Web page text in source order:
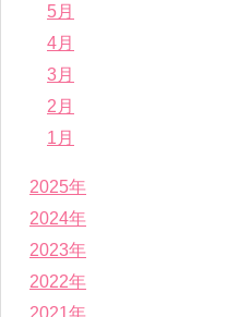
5月
4月
3月
2月
1月
2025年
2024年
2023年
2022年
2021年